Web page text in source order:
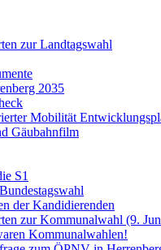
zur Landtagswahl
2035
Mobilität
Gäubahnfilm
S1
der Kandidierenden
zur Kommunalwahl (9.
Kommunalwahlen!